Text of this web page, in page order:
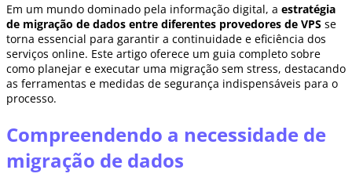
Em um mundo dominado pela informação digital, a estratégia
de migração de dados entre diferentes provedores de VPS se
torna essencial para garantir a continuidade e eficiência dos
serviços online. Este artigo oferece um guia completo sobre
como planejar e executar uma migração sem stress, destacando
as ferramentas e medidas de segurança indispensáveis para o
processo.
Compreendendo a necessidade de
migração de dados